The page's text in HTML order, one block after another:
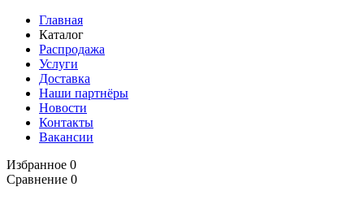
Главная
Каталог
Распродажа
Услуги
Доставка
Наши партнёры
Новости
Контакты
Вакансии
Избранное 0
Сравнение 0